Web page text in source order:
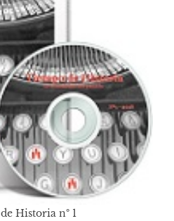
Historia nº 1